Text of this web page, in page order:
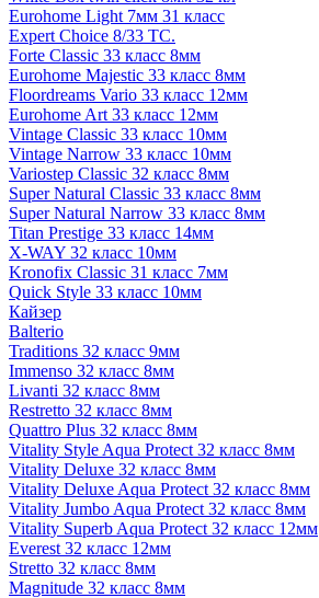
Eurohome Light 7мм 31 класс
Expert Choice 8/33 TC.
Forte Classic 33 класс 8мм
Eurohome Majestic 33 класс 8мм
Floordreams Vario 33 класс 12мм
Eurohome Art 33 класс 12мм
Vintage Classic 33 класс 10мм
Vintage Narrow 33 класс 10мм
Variostep Classic 32 класс 8мм
Super Natural Classic 33 класс 8мм
Super Natural Narrow 33 класс 8мм
Titan Prestige 33 класс 14мм
X-WAY 32 класс 10мм
Kronofix Classic 31 класс 7мм
Quick Style 33 класс 10мм
Кайзер
Balterio
Traditions 32 класс 9мм
Immenso 32 класс 8мм
Livanti 32 класс 8мм
Restretto 32 класс 8мм
Quattro Plus 32 класс 8мм
Vitality Style Aqua Protect 32 класс 8мм
Vitality Deluxe 32 класс 8мм
Vitality Deluxe Aqua Protect 32 класс 8мм
Vitality Jumbo Aqua Protect 32 класс 8мм
Vitality Superb Aqua Protect 32 класс 12мм
Everest 32 класс 12мм
Stretto 32 класс 8мм
Magnitude 32 класс 8мм